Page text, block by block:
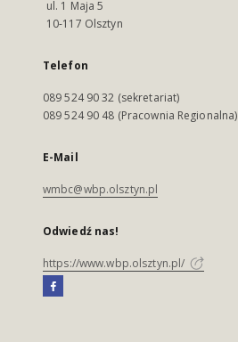
ul. 1 Maja 5
10-117 Olsztyn
Telefon
089 524 90 32 (sekretariat)
089 524 90 48 (Pracownia Regionalna)
E-Mail
wmbc@wbp.olsztyn.pl
Odwiedź nas!
https://www.wbp.olsztyn.pl/